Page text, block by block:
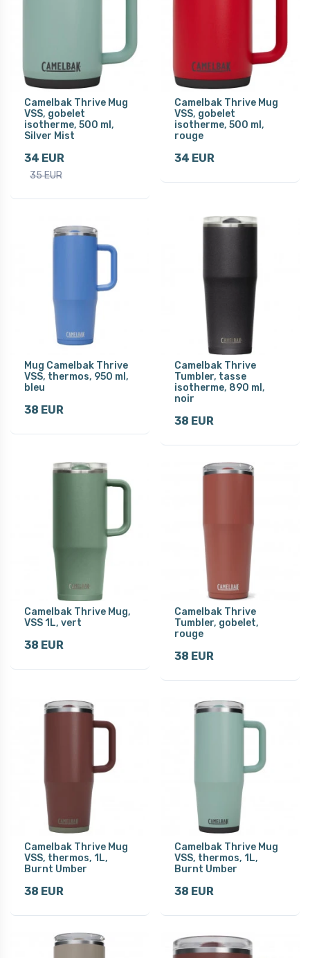
Camelbak Thrive Mug
VSS, gobelet
isotherme, 500 ml,
Silver Mist
34 EUR
35 EUR
Camelbak Thrive Mug
VSS, gobelet
isotherme, 500 ml,
rouge
34 EUR
Mug Camelbak Thrive
VSS, thermos, 950 ml,
bleu
38 EUR
Camelbak Thrive
Tumbler, tasse
isotherme, 890 ml,
noir
38 EUR
Camelbak Thrive Mug,
VSS 1L, vert
38 EUR
Camelbak Thrive
Tumbler, gobelet,
rouge
38 EUR
Camelbak Thrive Mug
VSS, thermos, 1L,
Burnt Umber
38 EUR
Camelbak Thrive Mug
VSS, thermos, 1L,
Burnt Umber
38 EUR